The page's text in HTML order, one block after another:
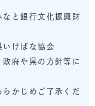
なと銀行文化振興財
いけばな協会
府や県の方針等に
かじめご了承くだ